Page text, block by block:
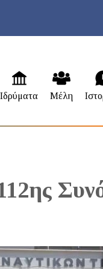
Ιδρύματα Μέλη